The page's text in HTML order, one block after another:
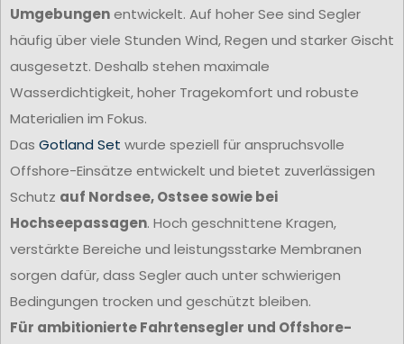
Umgebungenentwickelt. Auf hoher See sind Segler
häufig über viele Stunden Wind, Regen und starker Gischt
ausgesetzt. Deshalb stehen maximale
Wasserdichtigkeit, hoher Tragekomfort und robuste
Materialien im Fokus.
Das Gotland Set wurde speziell für anspruchsvolle
Offshore-Einsätze entwickelt und bietet zuverlässigen
Schutz auf Nordsee, Ostsee sowie bei
Hochseepassagen. Hoch geschnittene Kragen,
verstärkte Bereiche und leistungsstarke Membranen
sorgen dafür, dass Segler auch unter schwierigen
Bedingungen trocken und geschützt bleiben.
Für ambitionierte Fahrtensegler und Offshore-